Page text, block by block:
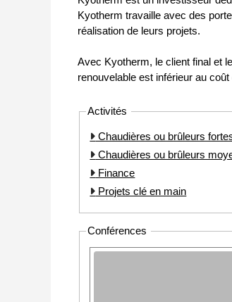
Kyotherm travaille avec des
réalisation de leurs projets.
Avec Kyotherm, le client final et
renouvelable est inférieur au
Activités
Chaudières ou brûleurs
Chaudières ou brûleurs
Finance
Projets clé en main
Conférences